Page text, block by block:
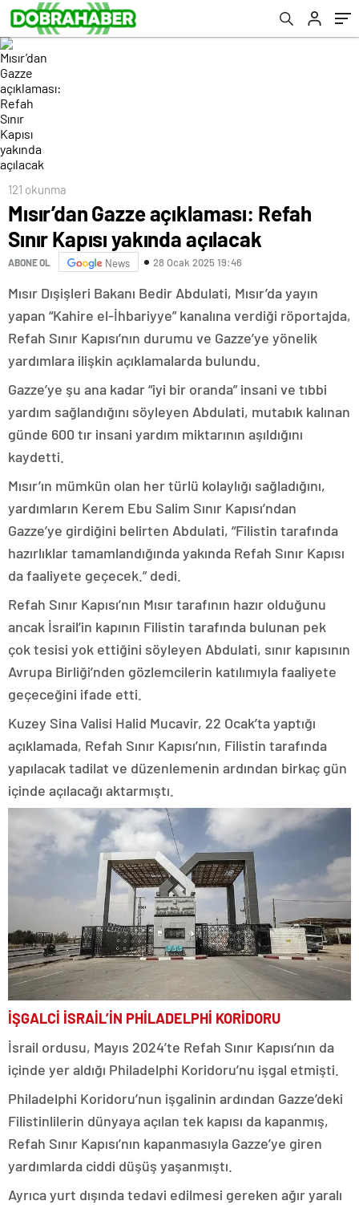
121 okunma
Mısır’dan Gazze açıklaması: Refah
Sınır Kapısı yakında açılacak
ABONE OL News 28 Ocak 2025 19:46
Mısır Dışişleri Bakanı Bedir Abdulati, Mısır’da yayın
yapan “Kahire el-İhbariyye” kanalına verdiği röportajda,
Refah Sınır Kapısı’nın durumu ve Gazze’ye yönelik
yardımlara ilişkin açıklamalarda bulundu.
Gazze’ye şu ana kadar “iyi bir oranda” insani ve tıbbi
yardım sağlandığını söyleyen Abdulati, mutabık kalınan
günde 600 tır insani yardım miktarının aşıldığını
kaydetti.
Mısır’ın mümkün olan her türlü kolaylığı sağladığını,
yardımların Kerem Ebu Salim Sınır Kapısı’ndan
Gazze’ye girdiğini belirten Abdulati, “Filistin tarafında
hazırlıklar tamamlandığında yakında Refah Sınır Kapısı
da faaliyete geçecek.” dedi.
Refah Sınır Kapısı’nın Mısır tarafının hazır olduğunu
ancak İsrail’in kapının Filistin tarafında bulunan pek
çok tesisi yok ettiğini söyleyen Abdulati, sınır kapısının
Avrupa Birliği’nden gözlemcilerin katılımıyla faaliyete
geçeceğini ifade etti.
Kuzey Sina Valisi Halid Mucavir, 22 Ocak’ta yaptığı
açıklamada, Refah Sınır Kapısı’nın, Filistin tarafında
yapılacak tadilat ve düzenlemenin ardından birkaç gün
içinde açılacağı aktarmıştı.
İŞGALCİ İSRAİL’İN PHİLADELPHİ KORİDORU
İsrail ordusu, Mayıs 2024’te Refah Sınır Kapısı’nın da
içinde yer aldığı Philadelphi Koridoru’nu işgal etmişti.
Philadelphi Koridoru’nun işgalinin ardından Gazze’deki
Filistinlilerin dünyaya açılan tek kapısı da kapanmış,
Refah Sınır Kapısı’nın kapanmasıyla Gazze’ye giren
yardımlarda ciddi düşüş yaşanmıştı.
Ayrıca yurt dışında tedavi edilmesi gereken ağır yaralı